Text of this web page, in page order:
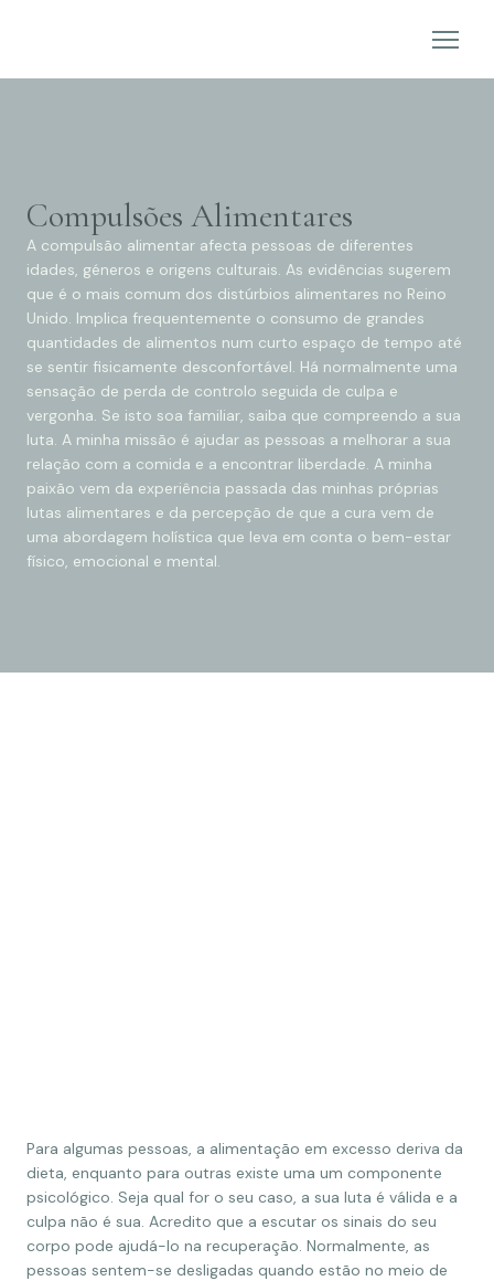
Compulsões Alimentares
A compulsão alimentar afecta pessoas de diferentes
idades, géneros e origens culturais. As evidências sugerem
que é o mais comum dos distúrbios alimentares no Reino
Unido. Implica frequentemente o consumo de grandes
quantidades de alimentos num curto espaço de tempo até
se sentir fisicamente desconfortável. Há normalmente uma
sensação de perda de controlo seguida de culpa e
vergonha. Se isto soa familiar, saiba que compreendo a sua
luta. A minha missão é ajudar as pessoas a melhorar a sua
relação com a comida e a encontrar liberdade. A minha
paixão vem da experiência passada das minhas próprias
lutas alimentares e da percepção de que a cura vem de
uma abordagem holística que leva em conta o bem-estar
físico, emocional e mental.
Para algumas pessoas, a alimentação em excesso deriva da
dieta, enquanto para outras existe uma um componente
psicológico. Seja qual for o seu caso, a sua luta é válida e a
culpa não é sua. Acredito que a escutar os sinais do seu
corpo pode ajudá-lo na recuperação. Normalmente, as
pessoas sentem-se desligadas quando estão no meio de